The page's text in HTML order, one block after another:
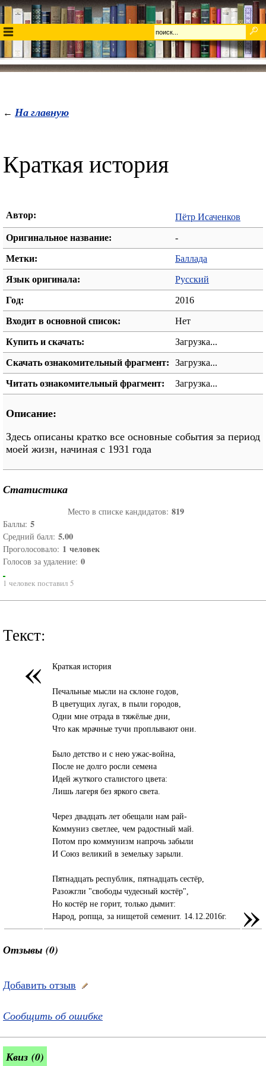
← На главную
Краткая история
Автор: Пётр Исаченков
Оригинальное название: -
Метки: Баллада
Язык оригинала: Русский
Год: 2016
Входит в основной список: Нет
Купить и скачать: Загрузка...
Скачать ознакомительный фрагмент: Загрузка...
Читать ознакомительный фрагмент: Загрузка...
Описание:
Здесь описаны кратко все основные события за период
моей жизн, начиная с 1931 года
Статистика
Место в списке кандидатов: 819
Баллы: 5
Средний балл: 5.00
Проголосовало: 1 человек
Голосов за удаление: 0
1 человек поставил 5
Текст:
« Краткая история
Печальные мысли на склоне годов,
В цветущих лугах, в пыли городов,
Одни мне отрада в тяжёлые дни,
Что как мрачные тучи проплывают они.
Было детство и с нею ужас-война,
После не долго росли семена
Идей жуткого сталистого цвета:
Лишь лагеря без яркого света.
Через двадцать лет обещали нам рай-
Коммуниз светлее, чем радостный май.
Потом про коммунизм напрочь забыли
И Союз великий в земельку зарыли.
Пятнадцать республик, пятнадцать сестёр,
Разожгли "свободы чудесный костёр",
Но костёр не горит, только дымит:
Народ, ропща, за нищетой семенит. 14.12.2016г.
»
Отзывы (0)
Добавить отзыв
Сообщить об ошибке
Квиз (0)